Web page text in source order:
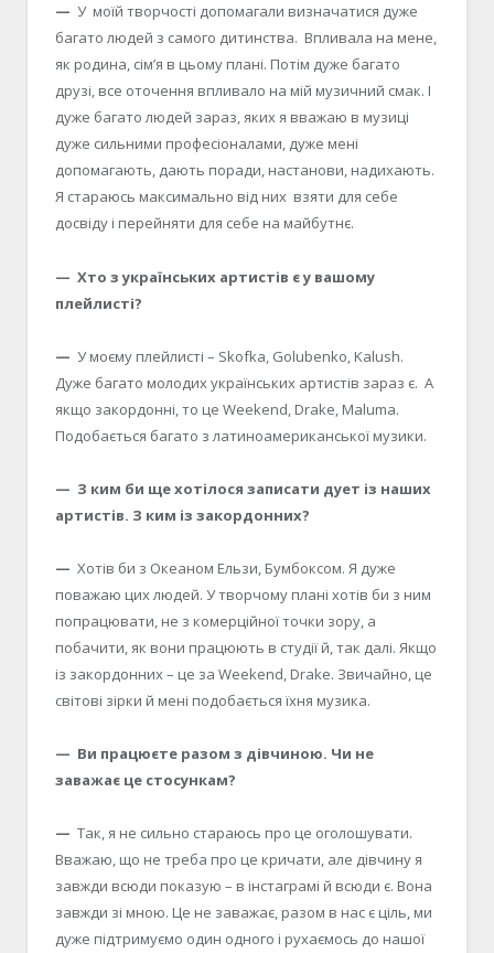
— У моїй творчості допомагали визначатися дуже
багато людей з самого дитинства. Впливала на мене,
як родина, сім’я в цьому плані. Потім дуже багато
друзі, все оточення впливало на мій музичний смак. І
дуже багато людей зараз, яких я вважаю в музиці
дуже сильними професіоналами, дуже мені
допомагають, дають поради, настанови, надихають.
Я стараюсь максимально від них взяти для себе
досвіду і перейняти для себе на майбутнє.
— Хто з українських артистів є у вашому
плейлисті?
— У моєму плейлисті – Skofka, Golubenko, Kalush.
Дуже багато молодих українських артистів зараз є. А
якщо закордонні, то це Weekend, Drake, Maluma.
Подобається багато з латиноамериканської музики.
— З ким би ще хотілося записати дует із наших
артистів. З ким із закордонних?
— Хотів би з Океаном Ельзи, Бумбоксом. Я дуже
поважаю цих людей. У творчому плані хотів би з ним
попрацювати, не з комерційної точки зору, а
побачити, як вони працюють в студії й, так далі. Якщо
із закордонних – це за Weekend, Drake. Звичайно, це
світові зірки й мені подобається їхня музика.
— Ви працюєте разом з дівчиною. Чи не
заважає це стосункам?
— Так, я не сильно стараюсь про це оголошувати.
Вважаю, що не треба про це кричати, але дівчину я
завжди всюди показую – в інстаграмі й всюди є. Вона
завжди зі мною. Це не заважає, разом в нас є ціль, ми
дуже підтримуємо один одного і рухаємось до нашої